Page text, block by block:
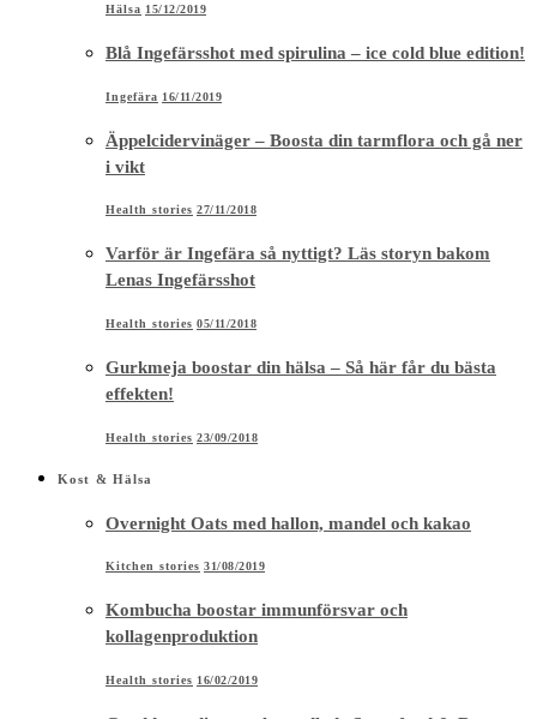
Hälsa 15/12/2019
Blå Ingefärsshot med spirulina – ice cold blue edition!
Ingefära 16/11/2019
Äppelcidervinäger – Boosta din tarmflora och gå ner
i vikt
Health stories 27/11/2018
Varför är Ingefära så nyttigt? Läs storyn bakom
Lenas Ingefärsshot
Health stories 05/11/2018
Gurkmeja boostar din hälsa – Så här får du bästa
effekten!
Health stories 23/09/2018
Kost & Hälsa
Overnight Oats med hallon, mandel och kakao
Kitchen stories 31/08/2019
Kombucha boostar immunförsvar och
kollagenproduktion
Health stories 16/02/2019